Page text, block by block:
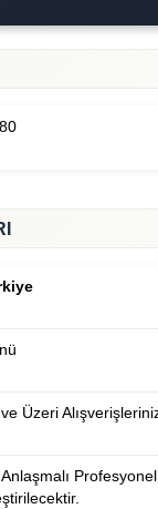
benzersiz 4
Üzeri